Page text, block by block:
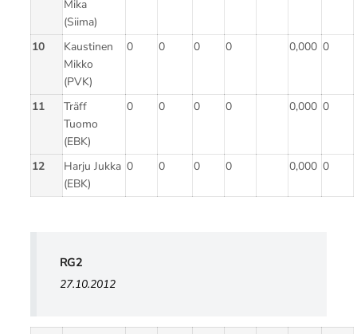
Mika
(Siima)
10
Kaustinen
Mikko
(PVK)
0 0 0 0 0,000 0
11
Träff
Tuomo
(EBK)
0 0 0 0 0,000 0
12
Harju Jukka
(EBK)
0 0 0 0 0,000 0
RG2
27.10.2012